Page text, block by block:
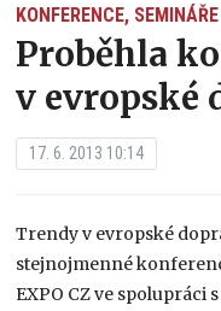
KONFERENCE, SEMINÁŘE
Proběhla
v evropské
17. 6. 2013 10:14
Trendy v evropské
stejnojmenné
EXPO CZ ve